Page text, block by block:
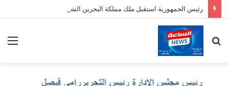
رئيس الجمهورية استقبل ملك مملكة البحرين الشقيقة
عن